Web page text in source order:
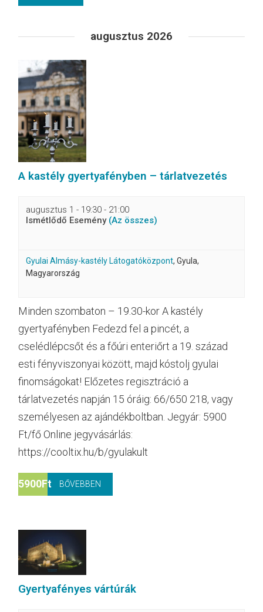
augusztus 2026
A kastély gyertyafényben – tárlatvezetés
augusztus 1 - 19:30 - 21:00
Ismétlődő Esemény (Az összes)
Gyulai Almásy-kastély Látogatóközpont,Gyula,
Magyarország
Minden szombaton – 19.30-kor A kastély
gyertyafényben Fedezd fel a pincét, a
cselédlépcsőt és a főúri enteriőrt a 19. század
esti fényviszonyai között, majd kóstolj gyulai
finomságokat! Előzetes regisztráció a
tárlatvezetés napján 15 óráig: 66/650 218, vagy
személyesen az ajándékboltban. Jegyár: 5900
Ft/fő Online jegyvásárlás:
https://cooltix.hu/b/gyulakult
5900Ft BŐVEBBEN
Gyertyafényes vártúrák